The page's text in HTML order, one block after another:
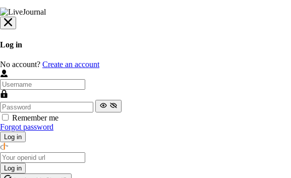
Log in
No account? Create an account
Remember me
Forgot password
Log in
Log in